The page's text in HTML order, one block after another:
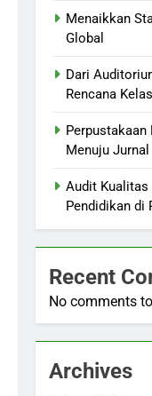
Menaikkan
Global
Dari
Rencana
Perpustakaan
Menuju
Audit Kualitas
Pendidikan di
Recent
No comments
Archives